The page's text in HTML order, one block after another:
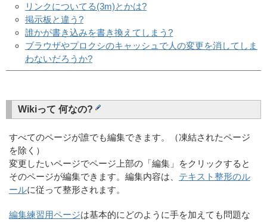
リンクについてる(3m)とかは?
掲示板と違う?
誰かが書き込みを書き換えてしまう?
ブラウザやプロクシのキャッシュで人の変更を消してしま
わないだろうか?
Wikiって 何なの?
すべてのページが誰でも編集できます。（凍結されたページ
を除く）
変更したいページでページ上部の「編集」をクリックすると
そのページが編集できます。編集内容は、 テキスト整形のル
ールに従って整形されます。
編集練習用ページは基本的にどのように手を加えても問題な